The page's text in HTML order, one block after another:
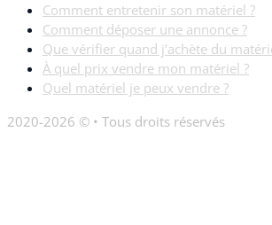
Comment entretenir son matériel ?
Comment déposer une annonce ?
Que vérifier quand j’achète du
À quel prix vendre mon matériel ?
Quel matériel je peux vendre ?
2020-2026 © • Tous droits réservés